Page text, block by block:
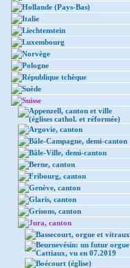
Hollande (Pays-Bas)
Italie
Liechtenstein
Luxembourg
Norvège
Pologne
République tchèque
Suède
Suisse
Appenzell, canton et ville
(églises cathol. et réformée)
Argovie, canton
Bâle-Campagne, demi-canton
Bâle-Ville, demi-canton
Berne, canton
Fribourg, canton
Genève, canton
Glaris, canton
Grisons, canton
Jura, canton
Bassecourt, orgue et vitraux
Beurnevésin: un futur orgue
Cattiaux, vu en 07.2019
Boécourt (église)